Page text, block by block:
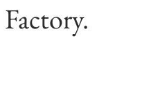
Factory.